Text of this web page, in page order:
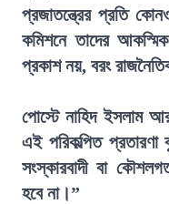
প্রজাতন্ত্রের প্রতি
কমিশনে তাদের
প্রকাশ নয়, বরং
পোস্টে নাহিদ ইসলাম
এই পরিকল্পিত
সংস্কারবাদী বা
হবে না।”